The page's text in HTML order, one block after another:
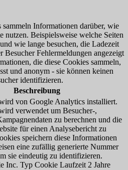
sammeln Informationen darüber, wie
nutzen. Beispielsweise welche Seiten
wie lange besuchen, die Ladezeit
Besucher Fehlermeldungen angezeigt
die diese Cookies sammeln,
und anonym - sie können keinen
identifizieren.
Beschreibung
von Google Analytics installiert.
verwendet um Besucher-,
zu berechnen und die
für einen Analysebericht zu
speichern diese Informationen
eine zufällig generierte Nummer
sie eindeutig zu identifizieren.
Inc. Typ Cookie Laufzeit 2 Jahre